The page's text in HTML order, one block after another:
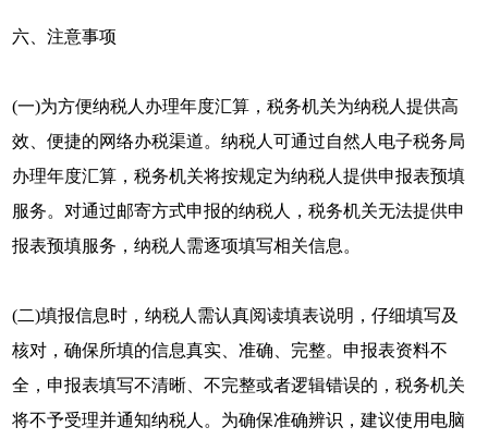
六、注意事项
(一)为方便纳税人办理年度汇算，税务机关为纳税人提供高
效、便捷的网络办税渠道。纳税人可通过自然人电子税务局
办理年度汇算，税务机关将按规定为纳税人提供申报表预填
服务。对通过邮寄方式申报的纳税人，税务机关无法提供申
报表预填服务，纳税人需逐项填写相关信息。
(二)填报信息时，纳税人需认真阅读填表说明，仔细填写及
核对，确保所填的信息真实、准确、完整。申报表资料不
全，申报表填写不清晰、不完整或者逻辑错误的，税务机关
将不予受理并通知纳税人。为确保准确辨识，建议使用电脑